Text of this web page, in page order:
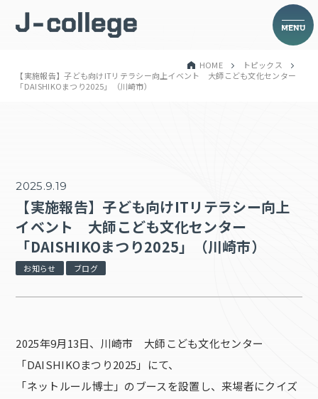
MENU
HOME
トピックス
【実施報告】子ども向けITリテラシー向上イベント 大師こども文化センター
「DAISHIKOまつり2025」（川崎市）
2025.9.19
【実施報告】子ども向けITリテラシー向上
イベント 大師こども文化センター
「DAISHIKOまつり2025」（川崎市）
お知らせ ブログ
2025年9月13日、川崎市 大師こども文化センター
「DAISHIKOまつり2025」にて、
「ネットルール博士」のブースを設置し、来場者にクイズ